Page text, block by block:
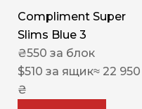
Compliment Super
Slims Blue 3
₴550 за блок
$510 за ящик≈ 22 950
₴